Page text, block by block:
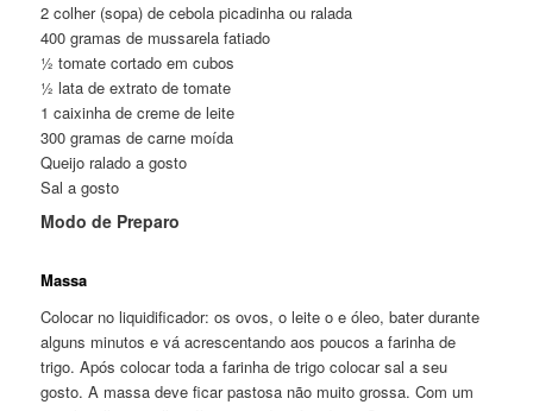
2 colher (sopa) de cebola picadinha ou ralada
400 gramas de mussarela fatiado
½ tomate cortado em cubos
½ lata de extrato de tomate
1 caixinha de creme de leite
300 gramas de carne moída
Queijo ralado a gosto
Sal a gosto
Modo de Preparo
Massa
Colocar no liquidificador: os ovos, o leite o e óleo, bater durante
alguns minutos e vá acrescentando aos poucos a farinha de
trigo. Após colocar toda a farinha de trigo colocar sal a seu
gosto. A massa deve ficar pastosa não muito grossa. Com um